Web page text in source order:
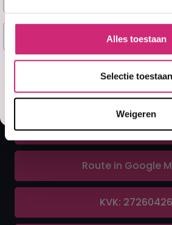
Alles toestaan
Selectie toestaan
Weigeren
A&F
Contact
070 388 8790
Route in Google
KVK: 27260426
E-mail
Ja, stuur mij mijn 5%
Misschien later